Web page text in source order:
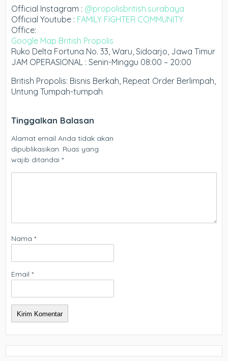
Official Instagram : @propolisbritish.surabaya
Official Youtube : FAMILY FIGHTER COMMUNITY
Office:
Google Map British Propolis
Ruko Delta Fortuna No. 33, Waru, Sidoarjo, Jawa Timur
JAM OPERASIONAL : Senin-Minggu 08:00 – 20:00
British Propolis: Bisnis Berkah, Repeat Order Berlimpah,
Untung Tumpah-tumpah
Tinggalkan Balasan
Alamat email Anda tidak akan
dipublikasikan. Ruas yang
wajib ditandai*
Nama*
Email*